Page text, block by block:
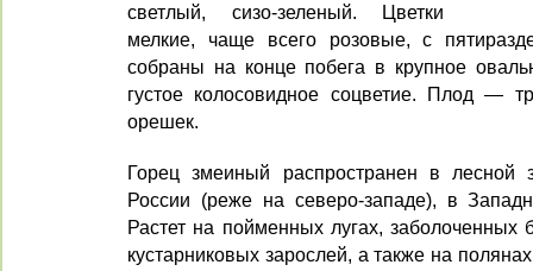
светлый, сизо-зеленый. Цветки
мелкие, чаще всего розовые, с
собраны на конце побега в крупное
густое колосовидное соцветие. Плод —
орешек.
Горец змеиный распространен в лесной
России (реже на северо-западе), в
Растет на поймен­ных лугах, заболоченных
кустарниковых зарослей, а также на